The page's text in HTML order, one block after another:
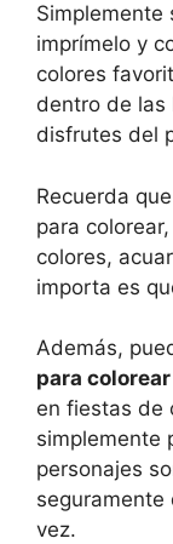
Simplemente
imprímelo y
colores
dentro de las
disfrutes del
Recuerda
para
colores,
importa es
Además,
para colorear
en fiestas de
simplemente
personajes
seguramente
vez.